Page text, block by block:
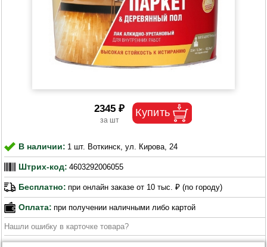
2345 ₽
В наличии: 1 шт. Воткинск, ул. Кирова, 24
Штрих-код: 4603292006055
Бесплатно: при онлайн заказе от 10 тыс. ₽ (по городу)
Оплата: при получении наличными либо картой
Нашли ошибку в карточке товара?